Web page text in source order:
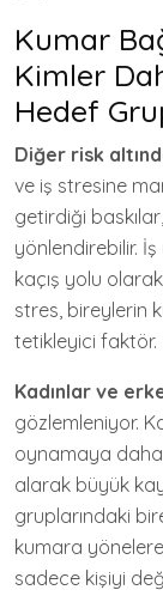
Kumar
Kimler
Hedef
Diğer risk
ve iş stresine
getirdiği
yönlendirebilir.
kaçış yolu
stres, bireylerin
tetikleyici faktör.
Kadınlar ve
gözlemleniyor.
oynamaya
alarak büyük
gruplarındaki
kumara
sadece kişiyi